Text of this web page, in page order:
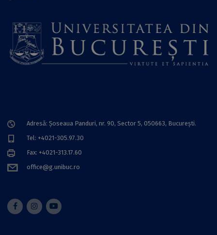
Adresă: Șoseaua Panduri, nr. 90, Sector 5, 050663, Bucureşti.
Tel: +4021-305.97.30
Fax: +4021-313.17.60
office@g.unibuc.ro